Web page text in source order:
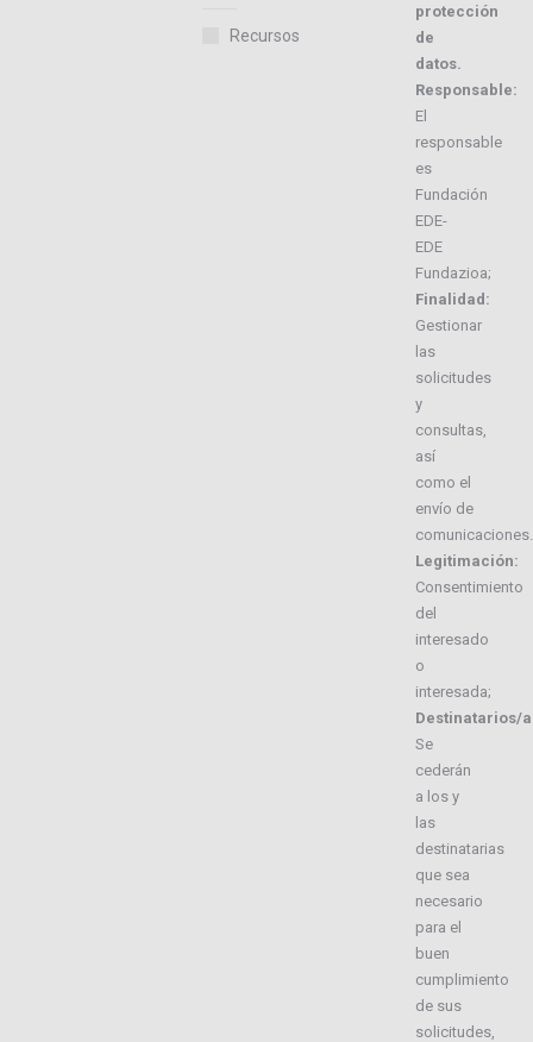
Recursos
protección
de
datos.
Responsable:
El
responsable
es
Fundación
EDE-
EDE
Fundazioa;
Finalidad:
Gestionar
las
solicitudes
y
consultas,
así
como el
envío de
Legitimación:
Consentimiento
del
interesado
o
interesada;
Destinatarios/
Se
cederán
a los y
las
destinatarias
que sea
necesario
para el
buen
cumplimiento
de sus
solicitudes,